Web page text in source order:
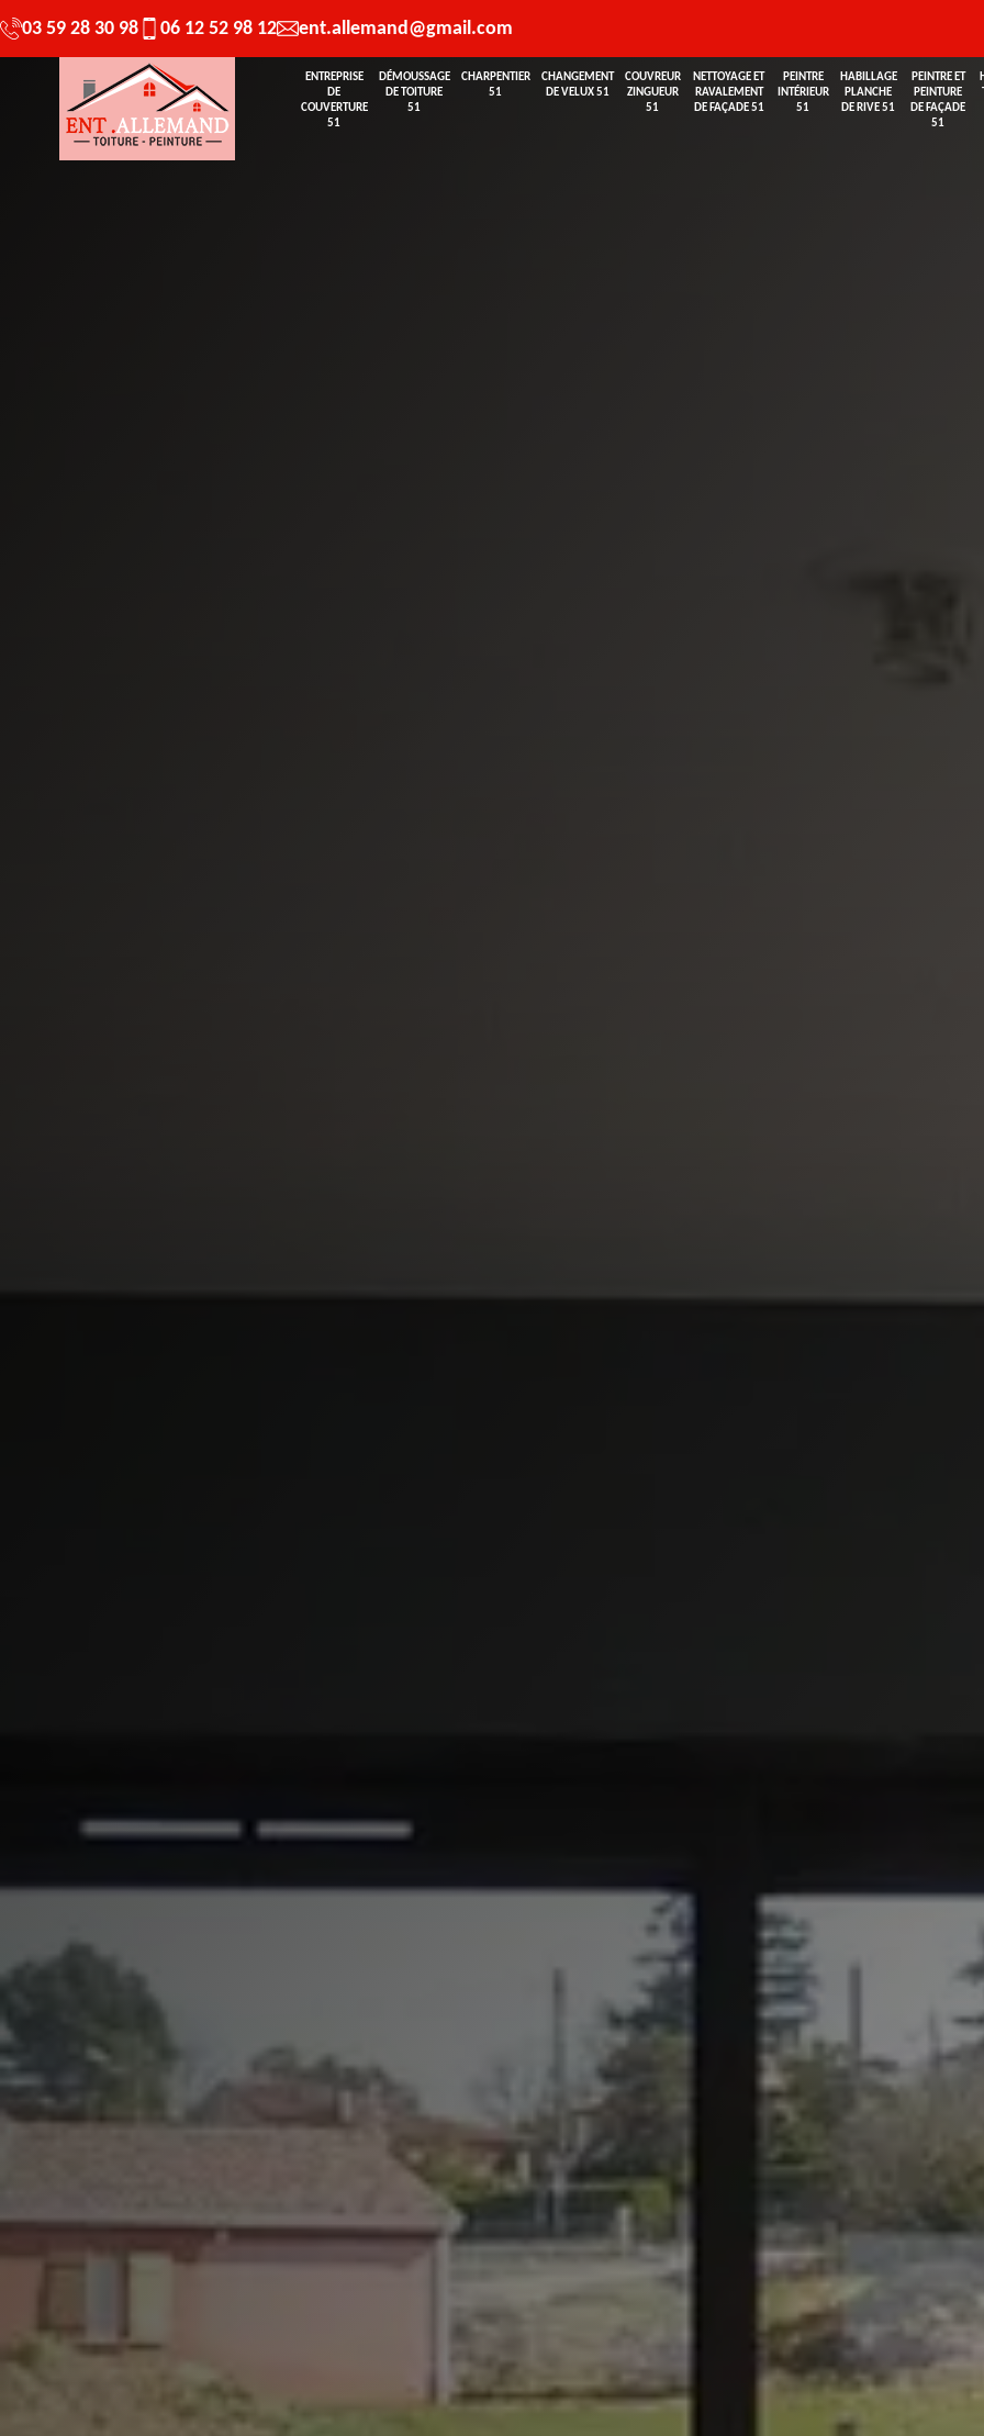
03 59 28 30 98 06 12 52 98 12 ent.allemand@gmail.com
ENTREPRISE
DE
COUVERTURE
51
DÉMOUSSAGE
DE TOITURE
51
CHARPENTIER
51
CHANGEMENT
DE VELUX 51
COUVREUR
ZINGUEUR
51
NETTOYAGE ET
RAVALEMENT
DE FAÇADE 51
PEINTRE
INTÉRIEUR
51
HABILLAGE
PLANCHE
DE RIVE 51
PEINTRE ET
PEINTURE
DE FAÇADE
51